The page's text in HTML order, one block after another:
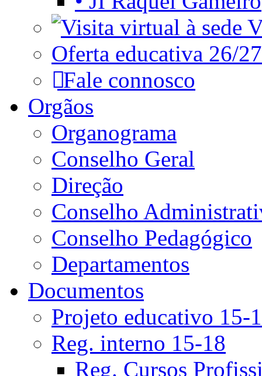
Oferta educativa 26/27
Fale connosco
Orgãos
Organograma
Conselho Geral
Direção
Conselho
Conselho Pedagógico
Departamentos
Documentos
Projeto educativo 15-
Reg. interno 15-18
Reg. Cursos